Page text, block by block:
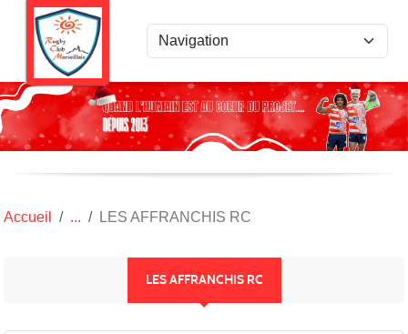
Accueil LES AFFRANCHIS RC
LES AFFRANCHIS RC
Panneau de gestion des cookies